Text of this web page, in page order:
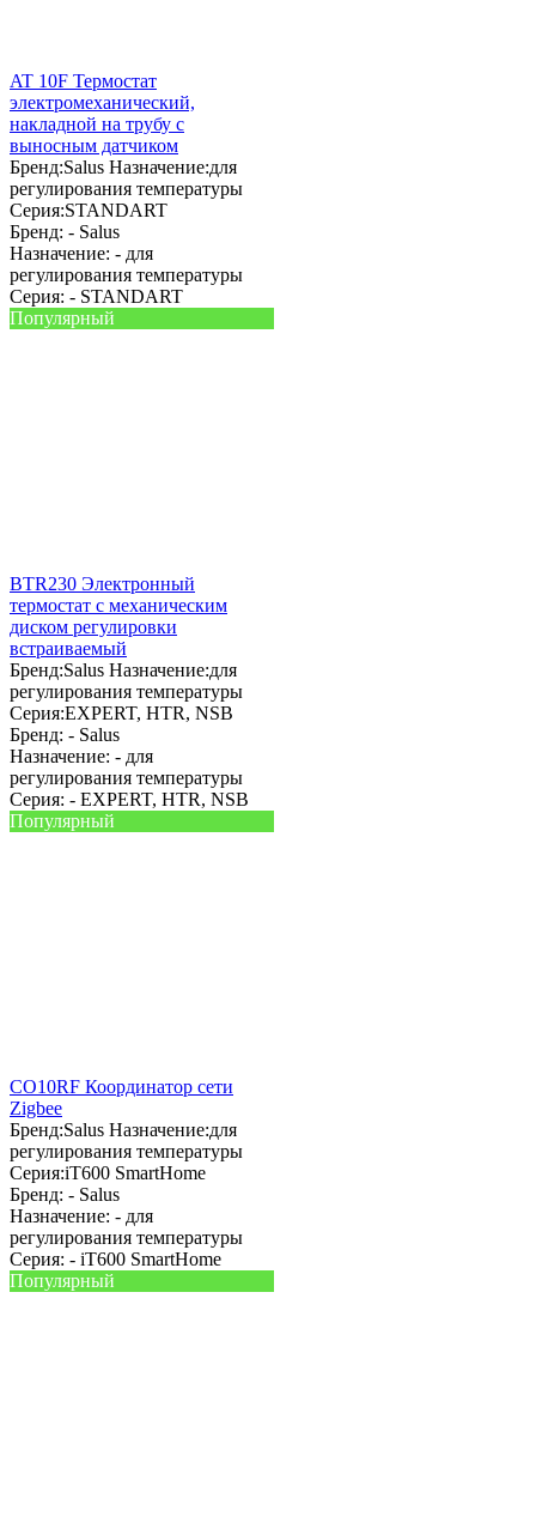
AT 10F Термостат
электромеханический,
накладной на трубу с
выносным датчиком
Бренд:Salus Назначение:для
регулирования температуры
Серия:STANDART
Бренд: - Salus
Назначение: - для
регулирования температуры
Серия: - STANDART
Популярный
BTR230 Электронный
термостат с механическим
диском регулировки
встраиваемый
Бренд:Salus Назначение:для
регулирования температуры
Серия:EXPERT, HTR, NSB
Бренд: - Salus
Назначение: - для
регулирования температуры
Серия: - EXPERT, HTR, NSB
Популярный
CO10RF Координатор сети
Zigbee
Бренд:Salus Назначение:для
регулирования температуры
Серия:iT600 SmartHome
Бренд: - Salus
Назначение: - для
регулирования температуры
Серия: - iT600 SmartHome
Популярный